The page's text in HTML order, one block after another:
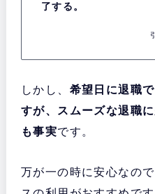
了する。
しかし、 希望日に退職
すが、スムーズな退職
も事実です。
万が一の時に安心なの